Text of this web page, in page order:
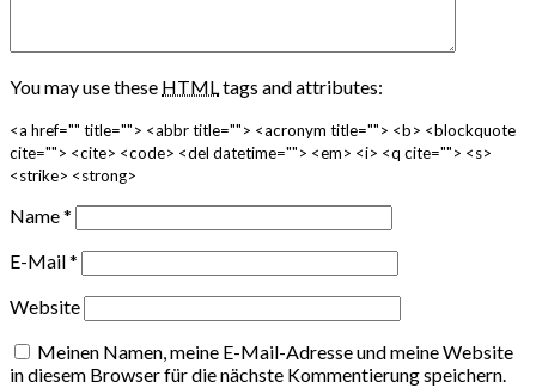
You may use these HTMLtags and attributes:
<a href="" title=""> <abbr title=""> <acronym title=""> <b> <blockquote
cite=""> <cite> <code> <del datetime=""> <em> <i> <q cite=""> <s>
<strike> <strong>
Name*
E-Mail*
Website
Meinen Namen, meine E-Mail-Adresse und meine Website
in diesem Browser für die nächste Kommentierung speichern.